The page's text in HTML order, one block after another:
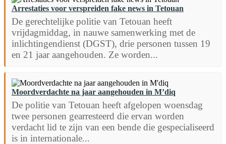
Arrestaties voor verspreiden fake news in Tetouan
De gerechtelijke politie van Tetouan heeft
vrijdagmiddag, in nauwe samenwerking met de
inlichtingendienst (DGST), drie personen tussen 19
en 21 jaar aangehouden. Ze worden...
Moordverdachte na jaar aangehouden in M’diq
De politie van Tetouan heeft afgelopen woensdag
twee personen gearresteerd die ervan worden
verdacht lid te zijn van een bende die gespecialiseerd
is in internationale...